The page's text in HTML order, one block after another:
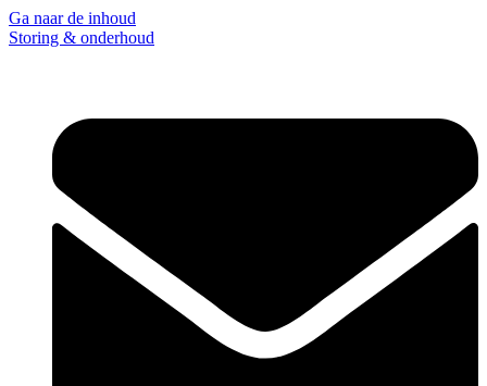
Ga naar de inhoud
Storing & onderhoud